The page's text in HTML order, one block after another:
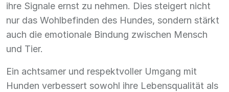
ihre Signale ernst zu nehmen. Dies steigert nicht
nur das Wohlbefinden des Hundes, sondern stärkt
auch die emotionale Bindung zwischen Mensch
und Tier.
Ein achtsamer und respektvoller Umgang mit
Hunden verbessert sowohl ihre Lebensqualität als